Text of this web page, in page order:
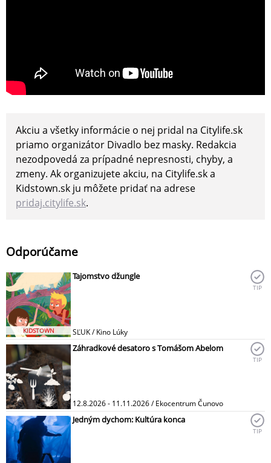
Akciu a všetky informácie o nej pridal na Citylife.sk
priamo organizátor Divadlo bez masky. Redakcia
nezodpovedá za prípadné nepresnosti, chyby, a
zmeny. Ak organizujete akciu, na Citylife.sk a
Kidstown.sk ju môžete pridať na adrese
pridaj.citylife.sk.
Odporúčame
KIDSTOWN
Tajomstvo džungle
SĽUK / Kino Lúky
TIP
Záhradkové desatoro s Tomášom Abelom
12.8.2026 - 11.11.2026 / Ekocentrum Čunovo
TIP
Jedným dychom: Kultúra konca
TIP